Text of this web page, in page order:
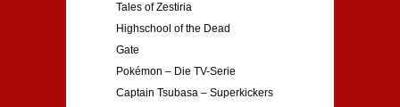
Tales of Zestiria
Highschool of the Dead
Gate
Pokémon – Die TV-Serie
Captain Tsubasa – Superkickers